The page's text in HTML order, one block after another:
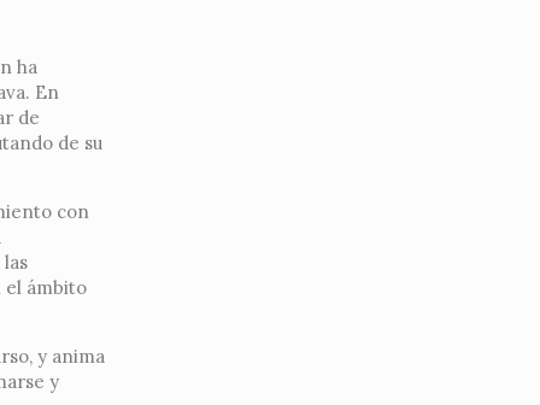
ha
En
de
de su
con
el ámbito
y anima
y